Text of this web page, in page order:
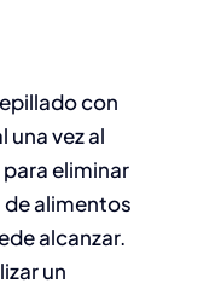
con
una vez al
eliminar
de alimentos
alcanzar.
un